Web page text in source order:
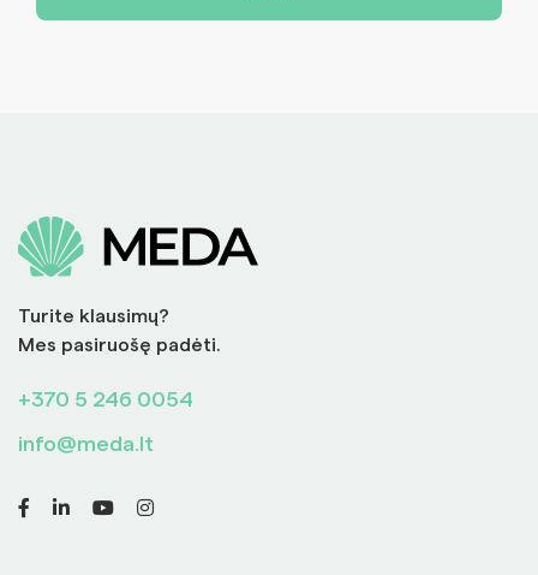
Turite klausimų?
Mes pasiruošę padėti.
+370 5 246 0054
info@meda.lt